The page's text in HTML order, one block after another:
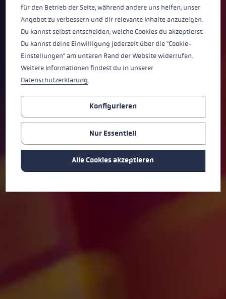
für den Betrieb der Seite, während andere uns helfen, unser
Angebot zu verbessern und dir relevante Inhalte anzuzeigen.
Du kannst selbst entscheiden, welche Cookies du akzeptierst.
Du kannst deine Einwilligung jederzeit über die "Cookie-
Einstellungen" am unteren Rand der Website widerrufen.
Weitere Informationen findest du in unserer
Datenschutzerklärung.
Konfigurieren
Nur Essentiell
Alle Cookies akzeptieren